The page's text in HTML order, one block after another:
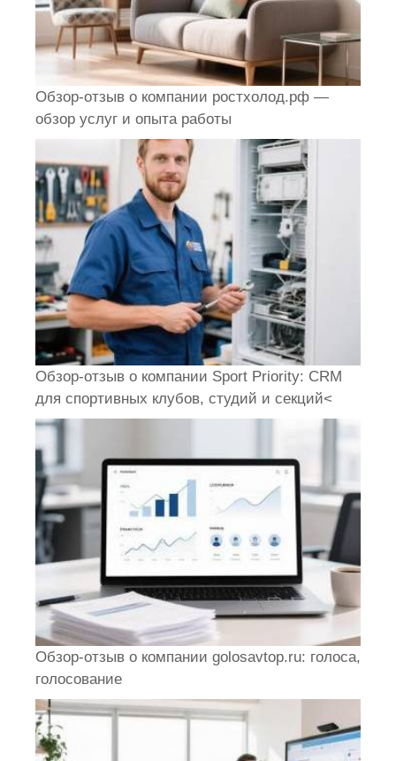
Обзор-отзыв о компании ростхолод.рф —
обзор услуг и опыта работы
Обзор-отзыв о компании Sport Priority: CRM
для спортивных клубов, студий и секций<
Обзор-отзыв о компании golosavtop.ru: голоса,
голосование